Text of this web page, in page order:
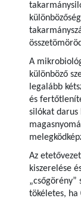
A
különböző
legalább
és
silókat darus
Az
kiszerelése
„csőgörény”
tökéletes,